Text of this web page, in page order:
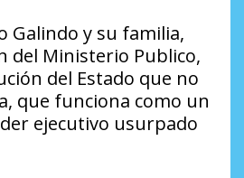
Galindo y su familia,
del Ministerio Publico,
del Estado que no
que funciona como un
ejecutivo usurpado